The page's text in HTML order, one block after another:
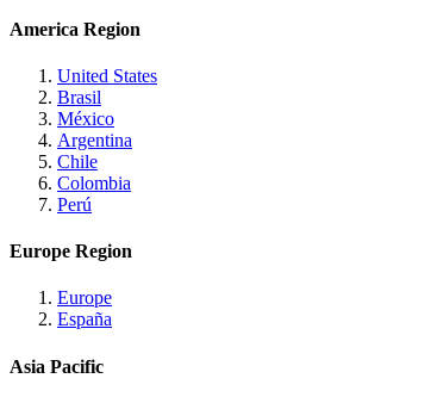
America Region
United States
Brasil
México
Argentina
Chile
Colombia
Perú
Europe Region
Europe
España
Asia Pacific